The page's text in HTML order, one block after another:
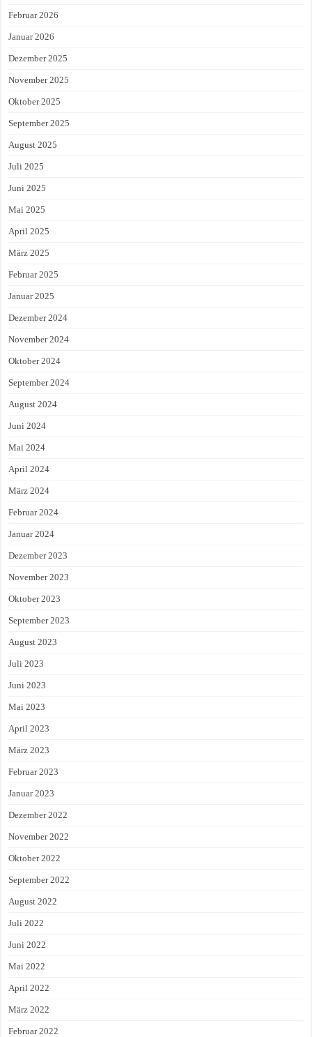
Februar 2026
Januar 2026
Dezember 2025
November 2025
Oktober 2025
September 2025
August 2025
Juli 2025
Juni 2025
Mai 2025
April 2025
März 2025
Februar 2025
Januar 2025
Dezember 2024
November 2024
Oktober 2024
September 2024
August 2024
Juni 2024
Mai 2024
April 2024
März 2024
Februar 2024
Januar 2024
Dezember 2023
November 2023
Oktober 2023
September 2023
August 2023
Juli 2023
Juni 2023
Mai 2023
April 2023
März 2023
Februar 2023
Januar 2023
Dezember 2022
November 2022
Oktober 2022
September 2022
August 2022
Juli 2022
Juni 2022
Mai 2022
April 2022
März 2022
Februar 2022